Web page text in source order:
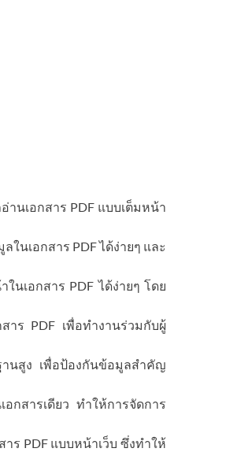
นเอกสาร PDF แบบเต็มหน้า
เอกสาร PDF ได้ง่ายๆ และ
นเอกสาร PDF ได้ง่ายๆ โดย
าร PDF เพื่อทำงานร่วมกับผู้
นสูง เพื่อป้องกันข้อมูลสำคัญ
กสารเดียว ทำให้การจัดการ
าร PDF แบบหน้าเว็บ ซึ่งทำให้